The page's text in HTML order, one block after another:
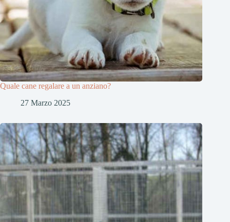
Quale cane regalare a un anziano?
27 Marzo 2025